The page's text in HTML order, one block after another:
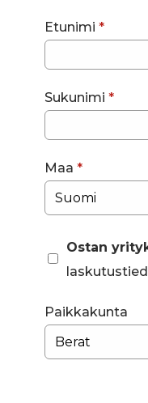
Etunimi *
Sukunimi *
Maa *
Ostan
Paikkakunta